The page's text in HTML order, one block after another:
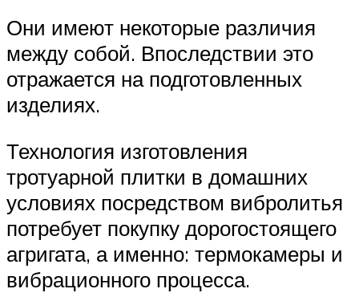
Они имеют некоторые различия
между собой. Впоследствии это
отражается на подготовленных
изделиях.
Технология изготовления
тротуарной плитки в домашних
условиях посредством вибролитья
потребует покупку дорогостоящего
агригата, а именно: термокамеры и
вибрационного процесса.